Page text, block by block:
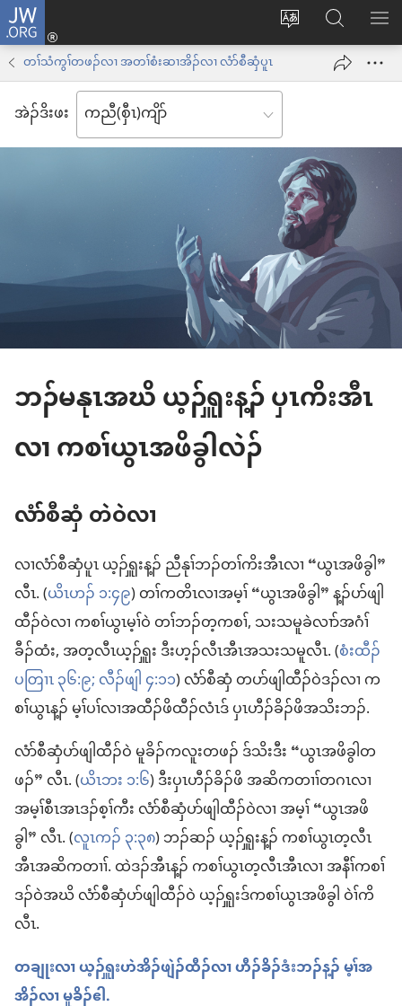
JW.ORG
ဆီ
ကျိာ်
လၢ
န
အဲၣ်
ဒိး
ကွၢ်
နုာ်
လီၤ
အိး
ထီၣ်
လၢ
အ
သီ
တ
ဘ့ၣ်
ဃု
JW.ORGဖျါ​​
တၢ်သံကွၢ်တဖၣ်လၢ အတၢ်စံးဆၢအိၣ်လၢ လံာ်စီဆှံပူၤ
အဲၣ်​ဒိး​ဖး
ဘၣ်မနုၤအဃိ ယ့ၣ်ၡူးန့ၣ်​ ပှၤကိးအီၤ
လၢ ကစၢ်ယွၤအဖိခွါလဲၣ်
လံာ်စီဆှံ တဲဝဲလၢ
လၢလံာ်စီဆှံပူၤ ယ့ၣ်ၡူးန့ၣ်​ ညီနုၢ်ဘၣ်တၢ်ကိးအီၤလၢ “ယွၤအဖိခွါ”
လီၤ. (ယိၤဟၣ်​ ၁:၄၉) တၢ်ကတိၤလၢအမ့ၢ် “ယွၤအဖိခွါ” န့ၣ်ပာ်ဖျါ
ထီၣ်ဝဲလၢ ကစၢ်ယွၤမ့ၢ်ဝဲ တၢ်ဘၣ်တ့ကစၢ်, သးသမူခဲလၢာ်အဂံၢ်
ခီၣ်ထံး, အတ့လီၤယ့ၣ်ၡူး ဒီးဟ့ၣ်လီၤအီၤအသးသမူလီၤ. (စံးထီၣ်
ပတြၢၤ ၃၆:၉;လီၣ်ဖျါ ၄:၁၁) လံာ်စီဆှံ တပာ်ဖျါထီၣ်ဝဲဒၣ်လၢ က
စၢ်ယွၤန့ၣ်​ မ့ၢ်ပၢ်လၢအထီၣ်ဖိထီၣ်လံၤဒ် ပှၤဟီၣ်ခိၣ်ဖိအသိးဘၣ်.
လံာ်စီဆှံပာ်ဖျါထီၣ်ဝဲ မူခိၣ်ကလူးတဖၣ်​ ဒ်သိးဒီး “ယွၤအဖိခွါတ
ဖၣ်” လီၤ. (ယိၤဘး ၁:၆) ဒီးပှၤဟီၣ်ခိၣ်ဖိ အဆိကတၢၢ်တဂၤလၢ
အမ့ၢ်စီၤအၤဒၣ်စ့ၢ်ကီး လံာ်စီဆှံပာ်ဖျါထီၣ်ဝဲလၢ အမ့ၢ် “ယွၤအဖိ
ခွါ” လီၤ. (လူၤကၣ်​ ၃:၃၈) ဘၣ်ဆၣ်​ ယ့ၣ်ၡူးန့ၣ်​ ကစၢ်ယွၤတ့လီၤ
အီၤအဆိကတၢၢ်. ထဲဒၣ်အီၤန့ၣ်​ ကစၢ်ယွၤတ့လီၤအီၤလၢ အနီၢ်ကစၢ်
ဒၣ်ဝဲအဃိ လံာ်စီဆှံပာ်ဖျါထီၣ်ဝဲ ယ့ၣ်ၡူးဒ်ကစၢ်ယွၤအဖိခွါ ဝဲၢ်ကိ
လီၤ.
တချုးလၢ ယ့ၣ်ၡူးဟဲအိၣ်ဖျဲၣ်ထီၣ်လၢ ဟီၣ်ခိၣ်ဒံးဘၣ်န့ၣ်​ မ့ၢ်အ
အိၣ်လၢ မူခိၣ်ဧါ.